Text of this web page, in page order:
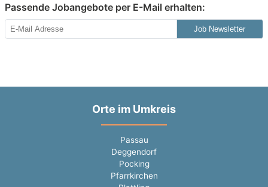
Passende Jobangebote per E-Mail erhalten:
Job Newsletter
Orte im Umkreis
Passau
Deggendorf
Pocking
Pfarrkirchen